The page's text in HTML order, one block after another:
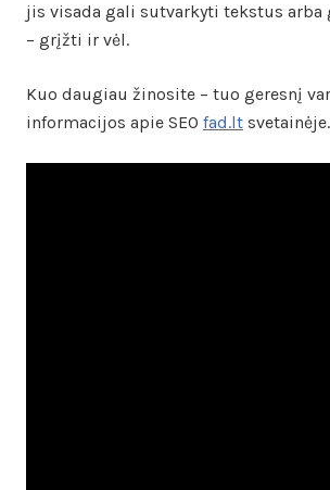
jis visada gali sutvarkyti tekstus
– grįžti ir vėl.
Kuo daugiau žinosite – tuo geresnį
informacijos apie SEO fad.lt svetainėje.